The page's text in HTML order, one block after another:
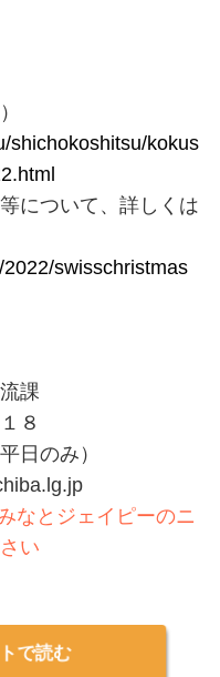
shichokoshitsu/kokus
について、詳しくは
swisschristmas
課
８
日のみ）
なとジェイピーのニ
い
で読む